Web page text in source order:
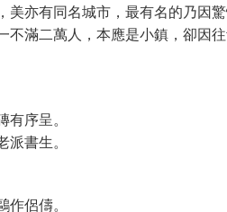
美亦有同名城市，最有名的乃因
不滿二萬人，本應是小鎮，卻因
序呈。
書生。
侶儔。